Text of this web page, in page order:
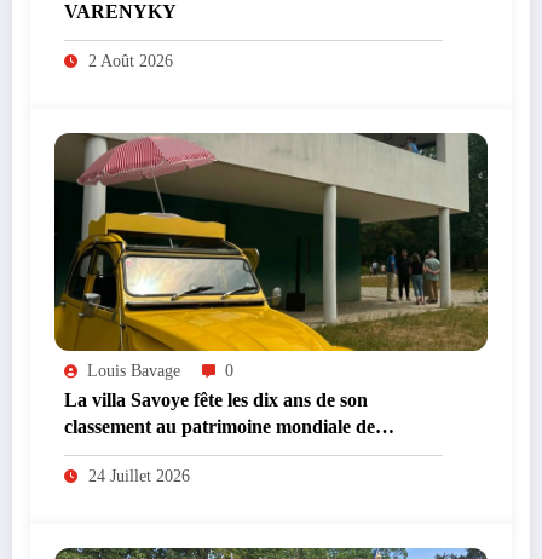
VARENYKY
2 Août 2026
Louis Bavage 0
La villa Savoye fête les dix ans de son
classement au patrimoine mondiale de
l’UNESCO
24 Juillet 2026